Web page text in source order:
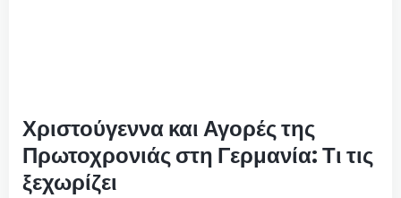
Χριστούγεννα και Αγορές της
Πρωτοχρονιάς στη Γερμανία: Τι τις
ξεχωρίζει